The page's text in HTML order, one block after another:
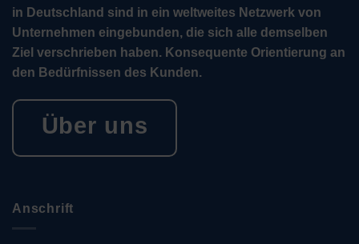
in Deutschland sind in ein weltweites Netzwerk von
Unternehmen eingebunden, die sich alle demselben
Ziel verschrieben haben. Konsequente Orientierung an
den Bedürfnissen des Kunden.
Über uns
Anschrift